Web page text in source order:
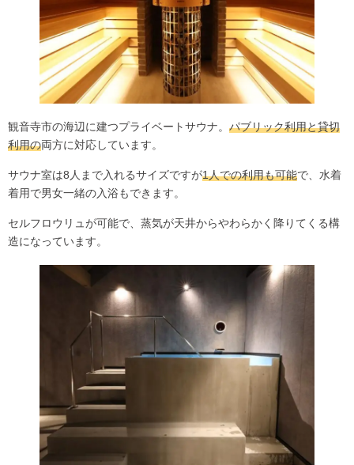
観音寺市の海辺に建つプライベートサウナ。 パブリック利用と貸切
利用の両方に対応しています。
サウナ室は8人まで入れるサイズですが1人での利用も可能で、水着
着用で男女一緒の入浴もできます。
セルフロウリュが可能で、蒸気が天井からやわらかく降りてくる構
造になっています。